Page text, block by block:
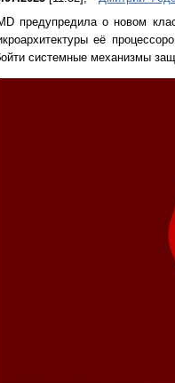
предупредила о новом
её
системные механизмы